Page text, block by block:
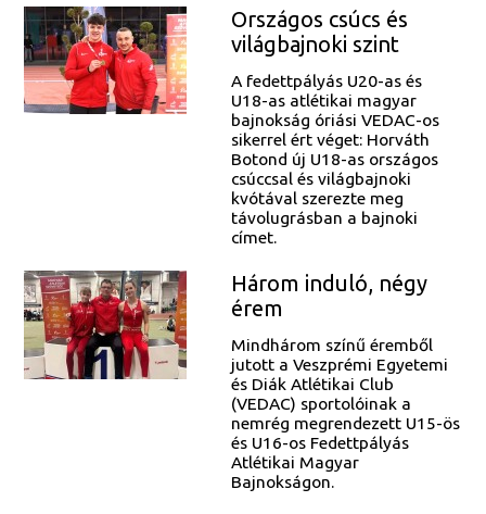
Országos csúcs és
világbajnoki szint
A fedettpályás U20-as és
U18-as atlétikai magyar
bajnokság óriási VEDAC-os
sikerrel ért véget: Horváth
Botond új U18-as országos
csúccsal és világbajnoki
kvótával szerezte meg
távolugrásban a bajnoki
címet.
Három induló, négy
érem
Mindhárom színű éremből
jutott a Veszprémi Egyetemi
és Diák Atlétikai Club
(VEDAC) sportolóinak a
nemrég megrendezett U15-ös
és U16-os Fedettpályás
Atlétikai Magyar
Bajnokságon.